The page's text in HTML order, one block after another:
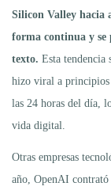
Silicon Valley hacia
forma continua y se
texto. Esta tendencia
hizo viral a principios
las 24 horas del día,
vida digital.
Otras empresas
año, OpenAI contrató